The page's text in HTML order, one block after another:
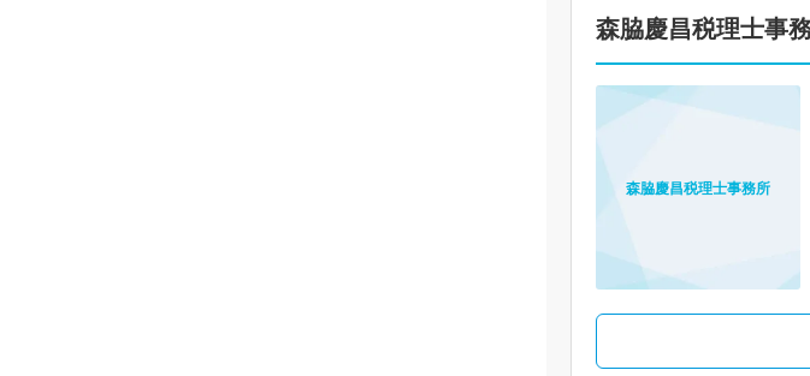
森脇慶昌税理士事
森脇慶昌税理士事務所